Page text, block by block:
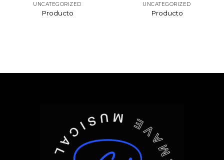
UNCATEGORIZED
Producto
UNCATEGORIZED
Producto